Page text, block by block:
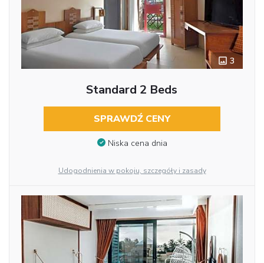
3
Standard 2 Beds
SPRAWDŹ CENY
Niska cena dnia
Udogodnienia w pokoju, szczegóły i zasady